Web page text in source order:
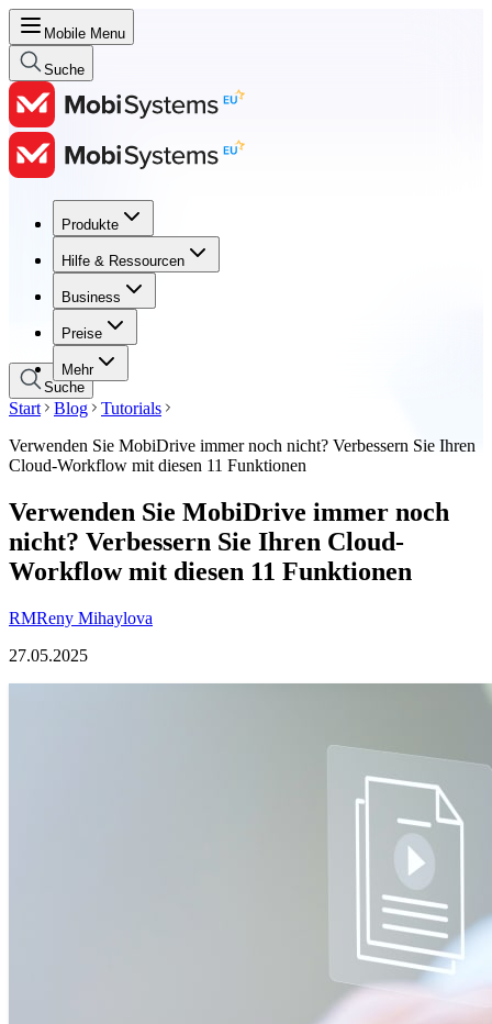
Mobile Menu
Suche
Produkte
Hilfe & Ressourcen
Business
Preise
Mehr
Produkte
Hilfe & Ressourcen
Business
Preise
Suche
Start Blog
Tutorials
Verwenden Sie MobiDrive immer noch nicht? Verbessern Sie Ihren
Cloud-Workflow mit diesen 11 Funktionen
Verwenden Sie MobiDrive immer noch
nicht? Verbessern Sie Ihren Cloud-
Workflow mit diesen 11 Funktionen
RMReny Mihaylova
27.05.2025